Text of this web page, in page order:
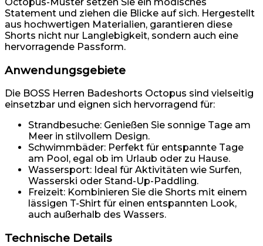
Statement und ziehen die Blicke auf sich. Hergestellt
aus hochwertigen Materialien, garantieren diese
Shorts nicht nur Langlebigkeit, sondern auch eine
hervorragende Passform.
Anwendungsgebiete
Die BOSS Herren Badeshorts Octopus sind vielseitig
einsetzbar und eignen sich hervorragend für:
Strandbesuche: Genießen Sie sonnige Tage am
Meer in stilvollem Design.
Schwimmbäder: Perfekt für entspannte Tage
am Pool, egal ob im Urlaub oder zu Hause.
Wassersport: Ideal für Aktivitäten wie Surfen,
Wasserski oder Stand-Up-Paddling.
Freizeit: Kombinieren Sie die Shorts mit einem
lässigen T-Shirt für einen entspannten Look,
auch außerhalb des Wassers.
Technische Details